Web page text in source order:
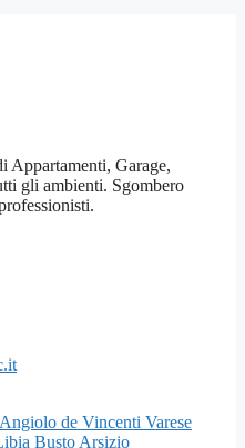
Appartamenti, Garage,
gli ambienti. Sgombero
de Vincenti Varese
Busto Arsizio